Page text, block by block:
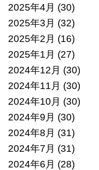
2025年4月 (30)
2025年3月 (32)
2025年2月 (16)
2025年1月 (27)
2024年12月 (30)
2024年11月 (30)
2024年10月 (30)
2024年9月 (30)
2024年8月 (31)
2024年7月 (31)
2024年6月 (28)